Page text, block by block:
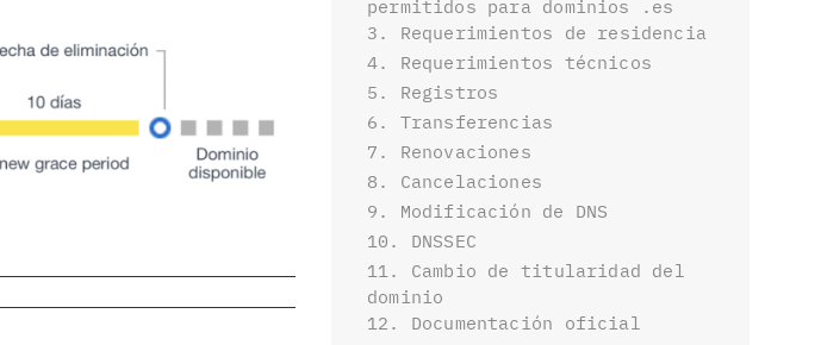
permitidos para dominios .es
3. Requerimientos de residencia
4. Requerimientos técnicos
5. Registros
6. Transferencias
7. Renovaciones
8. Cancelaciones
9. Modificación de DNS
10. DNSSEC
11. Cambio de titularidad del
dominio
12. Documentación oficial